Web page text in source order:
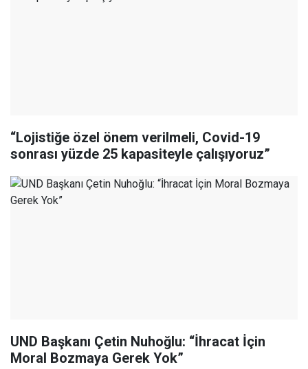
“Lojistiğe özel önem verilmeli, Covid-19
sonrası yüzde 25 kapasiteyle çalışıyoruz”
UND Başkanı Çetin Nuhoğlu: “İhracat İçin
Moral Bozmaya Gerek Yok”